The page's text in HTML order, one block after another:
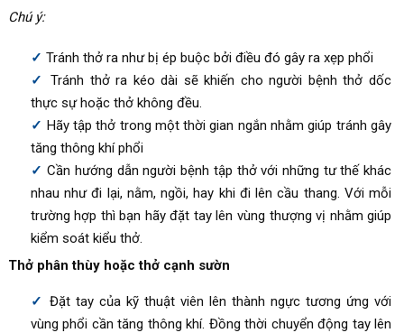
Chú ý:
Tránh thở ra như bị ép buộc bởi điều đó gây ra xẹp phổi
Tránh thở ra kéo dài sẽ khiến cho người bệnh thở dốc
thực sự hoặc thở không đều.
Hãy tập thở trong một thời gian ngắn nhằm giúp tránh gây
tăng thông khí phổi
Cần hướng dẫn người bệnh tập thở với những tư thế khác
nhau như đi lại, nằm, ngồi, hay khi đi lên cầu thang. Với mỗi
trường hợp thì bạn hãy đặt tay lên vùng thượng vị nhằm giúp
kiểm soát kiểu thở.
Thở phân thùy hoặc thở cạnh sườn
Đặt tay của kỹ thuật viên lên thành ngực tương ứng với
vùng phổi cần tăng thông khí. Đồng thời chuyển động tay lên